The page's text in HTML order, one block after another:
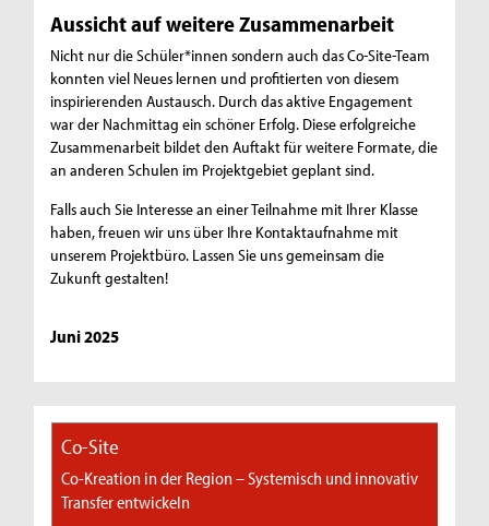
Aussicht auf weitere Zusammenarbeit
Nicht nur die Schüler*innen sondern auch das Co-Site-Team
konnten viel Neues lernen und profitierten von diesem
inspirierenden Austausch. Durch das aktive Engagement
war der Nachmittag ein schöner Erfolg. Diese erfolgreiche
Zusammenarbeit bildet den Auftakt für weitere Formate, die
an anderen Schulen im Projektgebiet geplant sind.
Falls auch Sie Interesse an einer Teilnahme mit Ihrer Klasse
haben, freuen wir uns über Ihre Kontaktaufnahme mit
unserem Projektbüro. Lassen Sie uns gemeinsam die
Zukunft gestalten!
Juni 2025
Co-Site
Co-Kreation in der Region – Systemisch und innovativ
Transfer entwickeln